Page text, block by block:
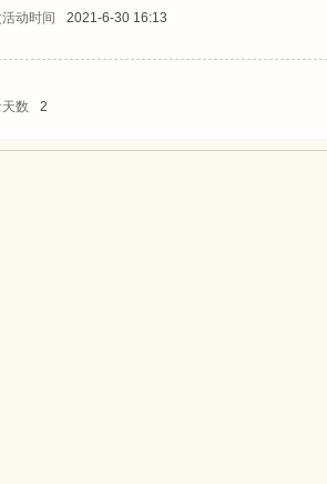
动时间
2021-6-30 16:13
数 2